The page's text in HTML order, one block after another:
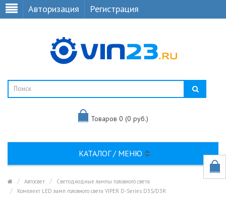
Авторизация Регистрация
Товаров 0 (0 руб.)
КАТАЛОГ / МЕНЮ
Автосвет
Светодиодные лампы головного света
Комплект LED ламп головного света VIPER D-Series D3S/D3R